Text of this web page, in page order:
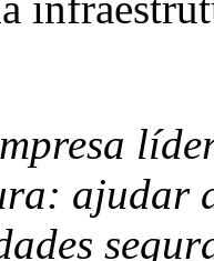
ajudar